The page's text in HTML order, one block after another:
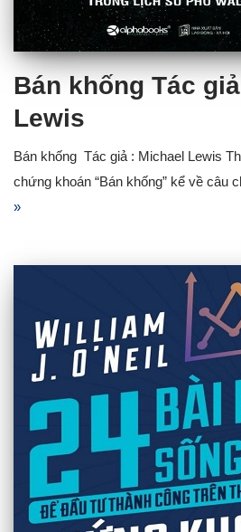
Bán khống Tác
Lewis
Bán khống Tác giả : Michael Lewis
chứng khoán “Bán khống” kể về câu
»